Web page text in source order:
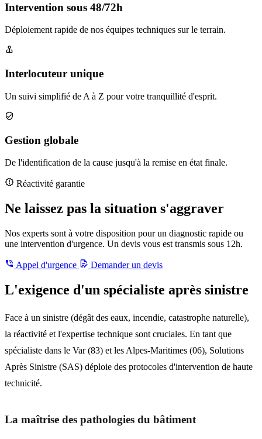
Intervention sous 48/72h
Déploiement rapide de nos équipes techniques sur le terrain.
Interlocuteur unique
Un suivi simplifié de A à Z pour votre tranquillité d'esprit.
Gestion globale
De l'identification de la cause jusqu'à la remise en état finale.
Réactivité garantie
Ne laissez pas la situation s'aggraver
Nos experts sont à votre disposition pour un diagnostic rapide ou
une intervention d'urgence. Un devis vous est transmis sous 12h.
Appel d'urgence Demander un devis
L'exigence d'un spécialiste après sinistre
Face à un sinistre (dégât des eaux, incendie, catastrophe naturelle),
la réactivité et l'expertise technique sont cruciales. En tant que
spécialiste dans le Var (83) et les Alpes-Maritimes (06), Solutions
Après Sinistre (SAS) déploie des protocoles d'intervention de haute
technicité.
La maîtrise des pathologies du bâtiment